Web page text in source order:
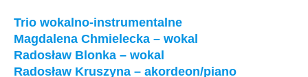
Trio wokalno-instrumentalne
Magdalena Chmielecka – wokal
Radosław Blonka – wokal
Radosław Kruszyna – akordeon/piano